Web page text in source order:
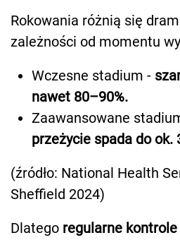
Rokowania różnią się
zależności od momentu
Wczesne stadium -
nawet 80–90%.
Zaawansowane
przeżycie spada do ok.
(źródło: National Health
Sheffield 2024)
Dlatego regularne